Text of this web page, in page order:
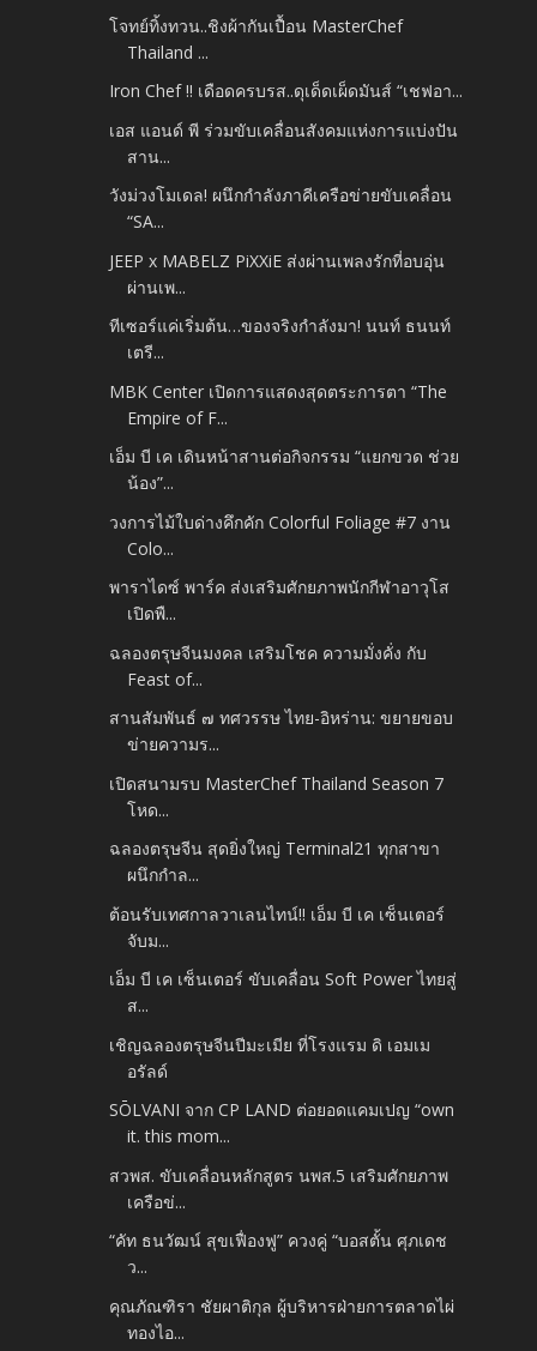
โจทย์ทิ้งทวน..ชิงผ้ากันเปื้อน MasterChef
Thailand ...
Iron Chef !! เดือดครบรส..ดุเด็ดเผ็ดมันส์ “เชฟอา...
เอส แอนด์ พี ร่วมขับเคลื่อนสังคมแห่งการแบ่งปัน
สาน...
วังม่วงโมเดล! ผนึกกำลังภาคีเครือข่ายขับเคลื่อน
“SA...
JEEP x MABELZ PiXXiE ส่งผ่านเพลงรักที่อบอุ่น
ผ่านเพ...
ทีเซอร์แค่เริ่มต้น…ของจริงกำลังมา! นนท์ ธนนท์
เตรี...
MBK Center เปิดการแสดงสุดตระการตา “The
Empire of F...
เอ็ม บี เค เดินหน้าสานต่อกิจกรรม “แยกขวด ช่วย
น้อง”...
วงการไม้ใบด่างคึกคัก Colorful Foliage #7 งาน
Colo...
พาราไดซ์ พาร์ค ส่งเสริมศักยภาพนักกีฬาอาวุโส
เปิดพื...
ฉลองตรุษจีนมงคล เสริมโชค ความมั่งคั่ง กับ
Feast of...
สานสัมพันธ์ ๗ ทศวรรษ ไทย-อิหร่าน: ขยายขอบ
ข่ายความร...
เปิดสนามรบ MasterChef Thailand Season 7
โหด...
ฉลองตรุษจีน สุดยิ่งใหญ่ Terminal21 ทุกสาขา
ผนึกกำล...
ต้อนรับเทศกาลวาเลนไทน์!! เอ็ม บี เค เซ็นเตอร์
จับม...
เอ็ม บี เค เซ็นเตอร์ ขับเคลื่อน Soft Power ไทยสู่
ส...
เชิญฉลองตรุษจีนปีมะเมีย ที่โรงแรม ดิ เอมเม
อรัลด์
SŌLVANI จาก CP LAND ต่อยอดแคมเปญ “own
it. this mom...
สวพส. ขับเคลื่อนหลักสูตร นพส.5 เสริมศักยภาพ
เครือข่...
“คัท ธนวัฒน์ สุขเฟื่องฟู” ควงคู่ “บอสตั้น ศุภเดช
ว...
คุณภัณฑิรา ชัยผาติกุล ผู้บริหารฝ่ายการตลาดไผ่
ทองไอ...